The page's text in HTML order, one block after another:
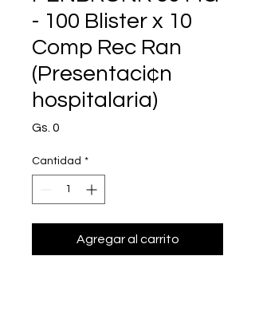
- 100 Blister x 10
Comp Rec Ran
(Presentaci¢n
hospitalaria)
Gs. 0
Cantidad *
Agregar al carrito